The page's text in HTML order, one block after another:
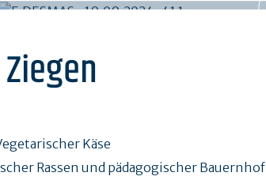
Käse
Rassen und pädagogischer Bauernhof